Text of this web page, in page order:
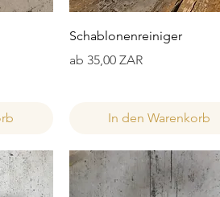
Schnellansicht
Schablonenreiniger
ab 35,00 ZAR
Sale-Preis
In den Warenkorb